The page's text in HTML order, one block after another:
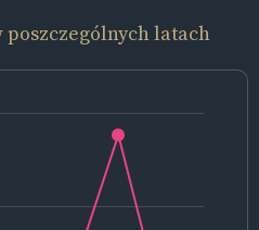
poszczególnych latach